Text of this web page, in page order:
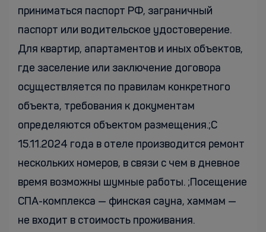
приниматься паспорт РФ, заграничный
паспорт или водительское удостоверение.
Для квартир, апартаментов и иных объектов,
где заселение или заключение договора
осуществляется по правилам конкретного
объекта, требования к документам
определяются объектом размещения.;С
15.11.2024 года в отеле производится ремонт
нескольких номеров, в связи с чем в дневное
время возможны шумные работы. ;Посещение
СПА-комплекса — финская сауна, хаммам —
не входит в стоимость проживания.